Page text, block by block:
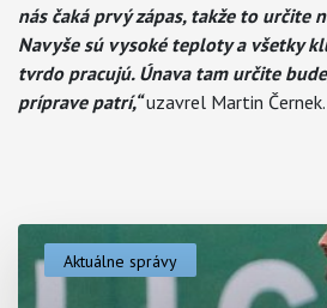
nás čaká prvý zápas, takže to určite
Navyše sú vysoké teploty a všetky
tvrdo pracujú. Únava tam určite
príprave patrí,“uzavrel Martin Černek.
Aktuálne správy